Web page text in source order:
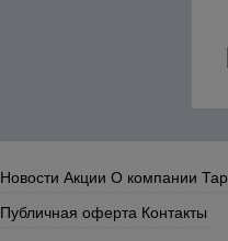
Новости Акции О компании
Публичная оферта Контакты